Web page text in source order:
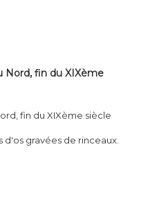
Nord, fin du XIXème
fin du XIXème siècle
gravées de rinceaux.